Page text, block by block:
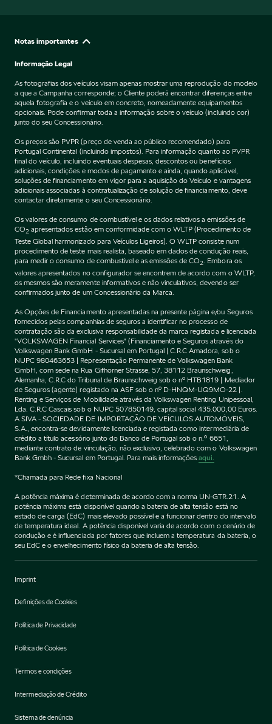
Notas importantes
Informação Legal
As fotografias dos veículos visam apenas mostrar uma reprodução do modelo
a que a Campanha corresponde; o Cliente poderá encontrar diferenças entre
aquela fotografia e o veículo em concreto, nomeadamente equipamentos
opcionais. Pode confirmar toda a informação sobre o veículo (incluindo cor)
junto do seu Concessionário.
Os preços são PVPR (preço de venda ao público recomendado) para
Portugal Continental (incluindo impostos). Para informação quanto ao PVPR
final do veículo, incluindo eventuais despesas, descontos ou benefícios
adicionais, condições e modos de pagamento e ainda, quando aplicável,
soluções de financiamento em vigor para a aquisição do Veículo e vantagens
adicionais associadas à contratualização de solução de financiamento, deve
contactar diretamente o seu Concessionário.
Os valores de consumo de combustível e os dados relativos a emissões de
CO2 apresentados estão em conformidade com o WLTP (Procedimento de
Teste Global harmonizado para Veículos Ligeiros). O WLTP consiste num
procedimento de teste mais realista, baseado em dados de condução reais,
para medir o consumo de combustível e as emissões de CO2 . Embora os
valores apresentados no configurador se encontrem de acordo com o WLTP,
os mesmos são meramente informativos e não vinculativos, devendo ser
confirmados junto de um Concessionário da Marca.
As Opções de Financiamento apresentadas na presente página e/ou Seguros
fornecidos pelas companhias de seguros a identificar no processo de
contratação são da exclusiva responsabilidade da marca registada e licenciada
"VOLKSWAGEN Financial Services" (Financiamento e Seguros através do
Volkswagen Bank GmbH - Sucursal em Portugal | C.R.C Amadora, sob o
NUPC 980463653 | Representação Permanente de Volkswagen Bank
GmbH, com sede na Rua Gifhorner Strasse, 57, 38112 Braunschweig,
Alemanha, C.R.C do Tribunal de Braunschweig sob o nº HTB1819 | Mediador
de Seguros (agente) registado na ASF sob o nº D-HNQM-UQ9MO-22 |.
Renting e Serviços de Mobilidade através da Volkswagen Renting Unipessoal,
Lda. C.R.C Cascais sob o NUPC 507850149, capital social 435.000,00 Euros.
A SIVA - SOCIEDADE DE IMPORTAÇÃO DE VEÍCULOS AUTOMÓVEIS,
S.A., encontra-se devidamente licenciada e registada como intermediária de
crédito a título acessório junto do Banco de Portugal sob o n.º 6651,
mediante contrato de vinculação, não exclusivo, celebrado com o Volkswagen
Bank Gmbh - Sucursal em Portugal. Para mais informaçõesaqui.
*Chamada para Rede fixa Nacional
A potência máxima é determinada de acordo com a norma UN-GTR.21. A
potência máxima está disponível quando a bateria de alta tensão está no
estado de carga (EdC) mais elevado possível e a funcionar dentro do intervalo
de temperatura ideal. A potência disponível varia de acordo com o cenário de
condução e é influenciada por fatores que incluem a temperatura da bateria, o
seu EdC e o envelhecimento físico da bateria de alta tensão.
Imprint
Definições de Cookies
Política de Privacidade
Política de Cookies
Termos e condições
Intermediação de Crédito
Sistema de denúncia